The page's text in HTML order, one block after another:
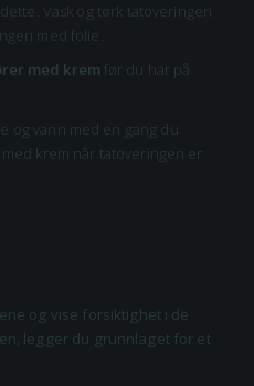
Vask og tørk tatoveringen
med folie.
med krem før du har på
og vann med en gang du
krem når tatoveringen er
og vise forsiktighet i de
legger du grunnlaget for et